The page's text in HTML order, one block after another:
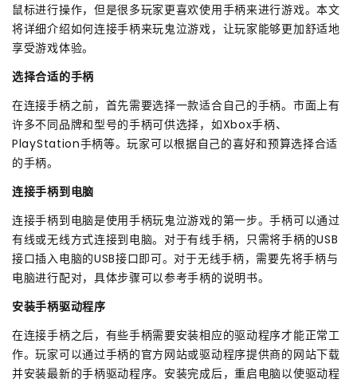
鼠标进行操作，但是很多玩家更喜欢使用手柄来进行游戏。本文
将详细介绍如何连接手柄来玩鬼泣游戏，让玩家能够更加舒适地
享受游戏体验。
选择合适的手柄
在连接手柄之前，首先需要选择一款适合自己的手柄。市面上有
许多不同品牌和型号的手柄可供选择，如Xbox手柄、
PlayStation手柄等。玩家可以根据自己的喜好和预算选择合适
的手柄。
连接手柄到电脑
连接手柄到电脑是使用手柄玩鬼泣游戏的第一步。手柄可以通过
有线或无线方式连接到电脑。对于有线手柄，只需将手柄的USB
接口插入电脑的USB接口即可。对于无线手柄，需要先将手柄与
电脑进行配对，具体步骤可以参考手柄的说明书。
安装手柄驱动程序
在连接手柄之后，有些手柄需要安装相应的驱动程序才能正常工
作。玩家可以通过手柄的官方网站或驱动程序提供商的网站下载
并安装最新的手柄驱动程序。安装完成后，重启电脑以使驱动程